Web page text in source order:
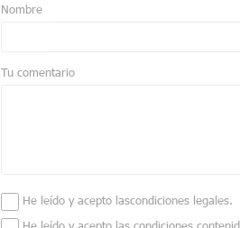
Nombre
Tu comentario
He leído y acepto lascondiciones legales.